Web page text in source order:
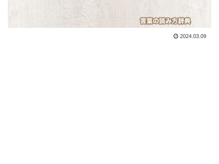
2024.03.09